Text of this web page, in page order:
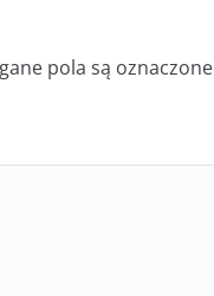
pola są oznaczone